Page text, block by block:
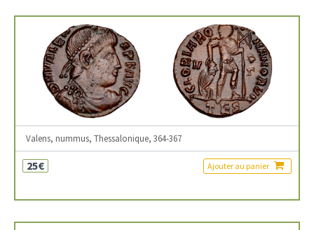
Valens, nummus, Thessalonique, 364-367
25€ Ajouter au panier